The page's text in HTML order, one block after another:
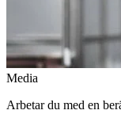
Media
Arbetar du med en